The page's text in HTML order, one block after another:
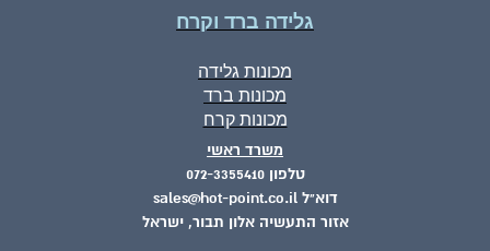
משרד ראשי
טלפון 072-3355410
דוא"ל sales@hot-point.co.il
אזור התעשיה אלון תבור, ישראל
גלידה ברד וקרח
מכונות גלידה
מכונות ברד
מכונות קרח